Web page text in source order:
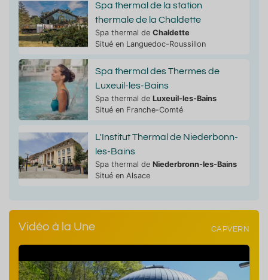
Spa thermal de la station
thermale de la Chaldette
Spa thermal de Chaldette
Situé en Languedoc-Roussillon
Spa thermal des Thermes de
Luxeuil-les-Bains
Spa thermal de Luxeuil-les-Bains
Situé en Franche-Comté
L'Institut Thermal de Niederbonn-
les-Bains
Spa thermal de Niederbronn-les-Bains
Situé en Alsace
Vidéo à la Une CAPVERN